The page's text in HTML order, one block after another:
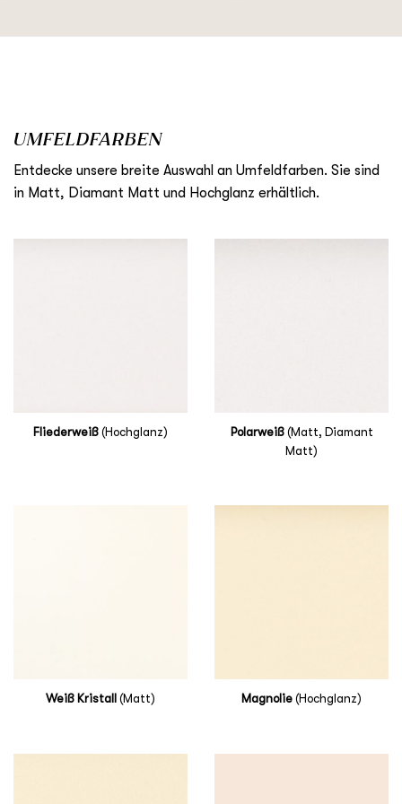
UMFELDFARBEN
Entdecke unsere breite Auswahl an Umfeldfarben. Sie sind
in Matt, Diamant Matt und Hochglanz erhältlich.
Fliederweiß (Hochglanz) Polarweiß(Matt, Diamant
Matt)
Weiß Kristall (Matt) Magnolie (Hochglanz)